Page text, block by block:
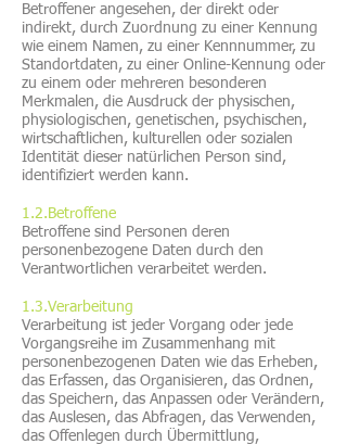
Betroffener angesehen, der direkt oder
indirekt, durch Zuordnung zu einer Kennung
wie einem Namen, zu einer Kennnummer, zu
Standortdaten, zu einer Online-Kennung oder
zu einem oder mehreren besonderen
Merkmalen, die Ausdruck der physischen,
physiologischen, genetischen, psychischen,
wirtschaftlichen, kulturellen oder sozialen
Identität dieser natürlichen Person sind,
identifiziert werden kann.
1.2.Betroffene
Betroffene sind Personen deren
personenbezogene Daten durch den
Verantwortlichen verarbeitet werden.
1.3.Verarbeitung
Verarbeitung ist jeder Vorgang oder jede
Vorgangsreihe im Zusammenhang mit
personenbezogenen Daten wie das Erheben,
das Erfassen, das Organisieren, das Ordnen,
das Speichern, das Anpassen oder Verändern,
das Auslesen, das Abfragen, das Verwenden,
das Offenlegen durch Übermittlung,